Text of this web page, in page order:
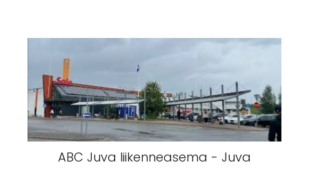
ABC Juva liikenneasema - Juva